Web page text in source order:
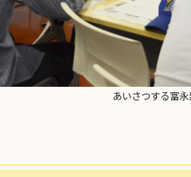
あいさつする富